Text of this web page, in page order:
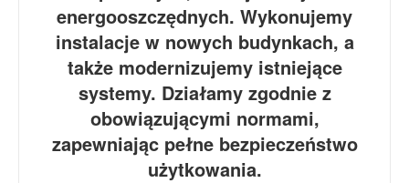
energooszczędnych. Wykonujemy
instalacje w nowych budynkach, a
także modernizujemy istniejące
systemy. Działamy zgodnie z
obowiązującymi normami,
zapewniając pełne bezpieczeństwo
użytkowania.